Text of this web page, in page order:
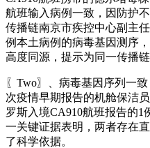
航班输入病例一致，因防护
传播链南京市疾控中心副主
例本土病例的病毒基因测序
高度同源，提示为同一传播链
〖Two〗、病毒基因序列一
次疫情早期报告的机舱保洁
罗斯入境CA910航班报告的
一关键证据表明，两者存在
了科学依据。